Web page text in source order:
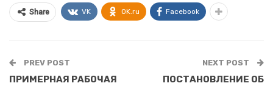
Share VK OK.ru Facebook
PREV POST
ПРИМЕРНАЯ РАБОЧАЯ
NEXT POST
ПОСТАНОВЛЕНИЕ ОБ